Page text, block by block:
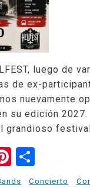
luego de
de ex-
nuevamente
su edición
grandioso
Pinterest
Concierto